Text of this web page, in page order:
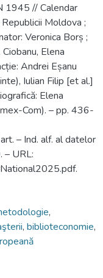
1945 // Calendar
Moldova ;
Veronica Borș ;
Elena
Andrei Eșanu
Iulian Filip [et al.]
Elena
Com). – pp. 436-
– Ind. alf. al datelor
– URL:
,
, biblioteconomie,